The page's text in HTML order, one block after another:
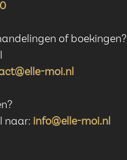
of boekingen?
moi.nl
naar: info@elle-moi.nl